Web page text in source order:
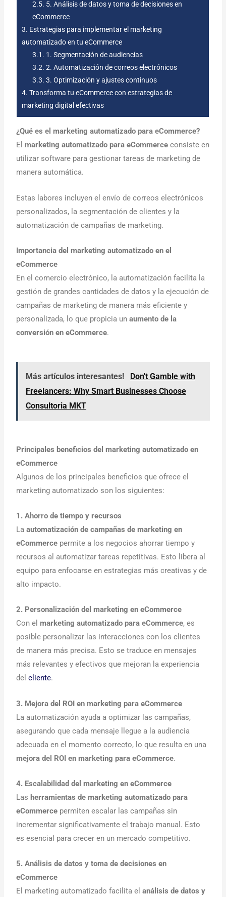
2.5. 5. Análisis de datos y toma de decisiones en
eCommerce
3. Estrategias para implementar el marketing
automatizado en tu eCommerce
3.1. 1. Segmentación de audiencias
3.2. 2. Automatización de correos electrónicos
3.3. 3. Optimización y ajustes continuos
4. Transforma tu eCommerce con estrategias de
marketing digital efectivas
¿Qué es el marketing automatizado para eCommerce?
Elmarketing automatizado para eCommerce consiste en
utilizar software para gestionar tareas de marketing de
manera automática.
Estas labores incluyen el envío de correos electrónicos
personalizados, la segmentación de clientes y la
automatización de campañas de marketing.
Importancia del marketing automatizado en el
eCommerce
En el comercio electrónico, la automatización facilita la
gestión de grandes cantidades de datos y la ejecución de
campañas de marketing de manera más eficiente y
personalizada, lo que propicia unaumento de la
conversión en eCommerce.
Más artículos interesantes!
Don't Gamble with
Freelancers: Why Smart Businesses Choose
Consultoria MKT
Principales beneficios del marketing automatizado en
eCommerce
Algunos de los principales beneficios que ofrece el
marketing automatizado son los siguientes:
1. Ahorro de tiempo y recursos
Laautomatización de campañas de marketing en
eCommerce permite a los negocios ahorrar tiempo y
recursos al automatizar tareas repetitivas. Esto libera al
equipo para enfocarse en estrategias más creativas y de
alto impacto.
2. Personalización del marketing en eCommerce
Con elmarketing automatizado para eCommerce, es
posible personalizar las interacciones con los clientes
de manera más precisa. Esto se traduce en mensajes
más relevantes y efectivos que mejoran la experiencia
delcliente.
3. Mejora del ROI en marketing para eCommerce
La automatización ayuda a optimizar las campañas,
asegurando que cada mensaje llegue a la audiencia
adecuada en el momento correcto, lo que resulta en una
mejora del ROI en marketing para eCommerce.
4. Escalabilidad del marketing en eCommerce
Las herramientas de marketing automatizado para
eCommerce permiten escalar las campañas sin
incrementar significativamente el trabajo manual. Esto
es esencial para crecer en un mercado competitivo.
5. Análisis de datos y toma de decisiones en
eCommerce
El marketing automatizado facilita elanálisis de datos y